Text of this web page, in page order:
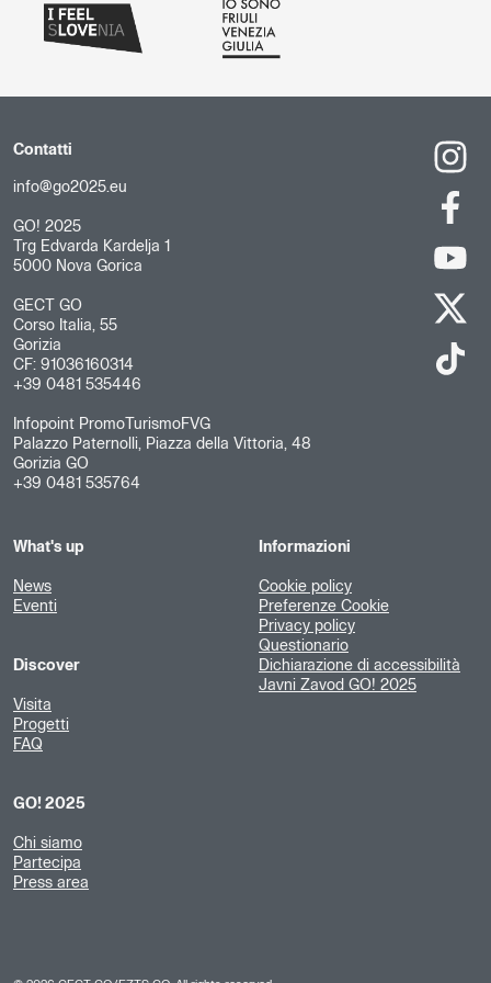
Contatti
info@go2025.eu
GO! 2025
Trg Edvarda Kardelja 1
5000 Nova Gorica
GECT GO
Corso Italia, 55
Gorizia
CF: 91036160314
+39 0481 535446
Infopoint PromoTurismoFVG
Palazzo Paternolli, Piazza della Vittoria, 48
Gorizia GO
+39 0481 535764
What's up
News
Eventi
Discover
Visita
Progetti
FAQ
GO! 2025
Chi siamo
Partecipa
Press area
Informazioni
Cookie policy
Preferenze Cookie
Privacy policy
Questionario
Dichiarazione di accessibilità
Javni Zavod GO! 2025